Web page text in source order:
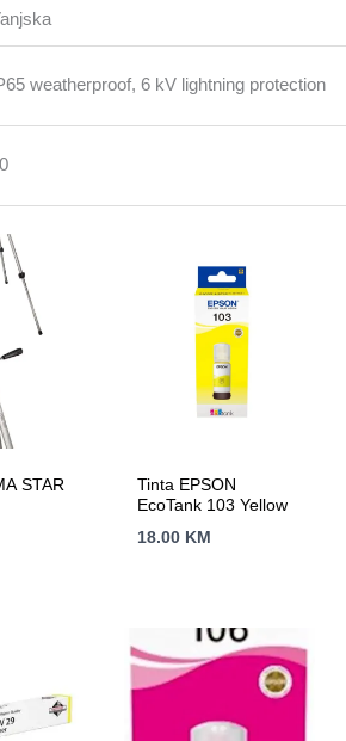
weatherproof, 6 kV lightning protection
STAR
Tinta EPSON
EcoTank 103 Yellow
18.00 KM